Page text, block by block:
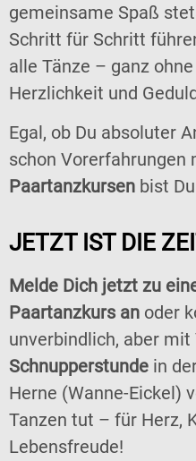
gemeinsame Spaß
Schritt für Schritt
alle Tänze – ganz
Herzlichkeit und
Egal, ob Du absoluter
schon Vorerfahrungen
Paartanzkursen bist
JETZT IST DIE
Melde Dich jetzt zu
Paartanzkurs an oder
unverbindlich, aber
Schnupperstunde in
Herne (Wanne-Eickel)
Tanzen tut – für Herz,
Lebensfreude!